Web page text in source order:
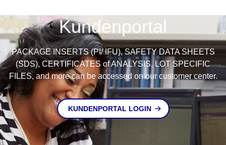
Kundenportal
PACKAGE INSERTS (PI/ IFU), SAFETY DATA SHEETS
(SDS), CERTIFICATES of ANALYSIS, LOT SPECIFIC
FILES, and more can be accessed on our customer center.
KUNDENPORTAL LOGIN